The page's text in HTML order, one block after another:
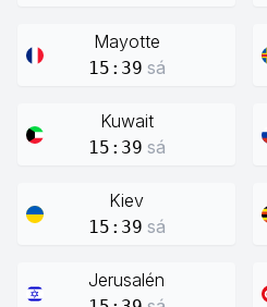
Mayotte
15:39 sá
Kuwait
15:39 sá
Kiev
15:39 sá
Jerusalén